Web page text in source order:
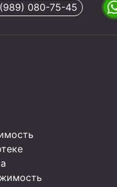
080-75-45